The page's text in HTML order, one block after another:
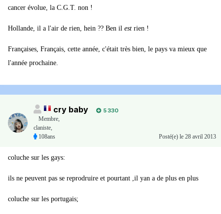
cancer évolue, la C.G.T. non !
Hollande, il a l'air de rien, hein ?? Ben il est rien !
Françaises, Français, cette année, c'était très bien, le pays va mieux que
l'année prochaine.
cry baby
5 330
Membre,
claniste,
108ans
Posté(e) le 28 avril 2013
coluche sur les gays:
ils ne peuvent pas se reprodruire et pourtant ,il yan a de plus en plus
coluche sur les portugais;